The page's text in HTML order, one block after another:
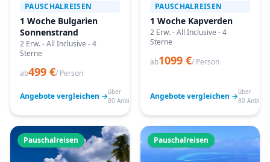
PAUSCHALREISEN
1 Woche Bulgarien
Sonnenstrand
2 Erw. - All Inclusive - 4
Sterne
ab499 €/ Person
Angebote vergleichen →über
80 Anbieter
PAUSCHALREISEN
1 Woche Kapverden
2 Erw. - All Inclusive - 4
Sterne
ab1099 €/ Person
Angebote vergleichen →über
80
Pauschalreisen Pauschalreisen